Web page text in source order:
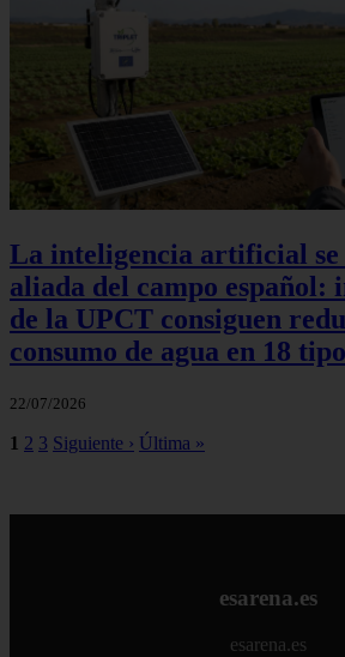
La inteligencia artificial se
aliada del campo español:
de la UPCT consiguen
consumo de agua en 18
22/07/2026
1 2 3 Siguiente › Última »
esarena.es
esarena.es